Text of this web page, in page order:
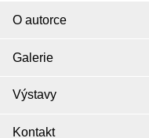
O autorce
Galerie
Výstavy
Kontakt